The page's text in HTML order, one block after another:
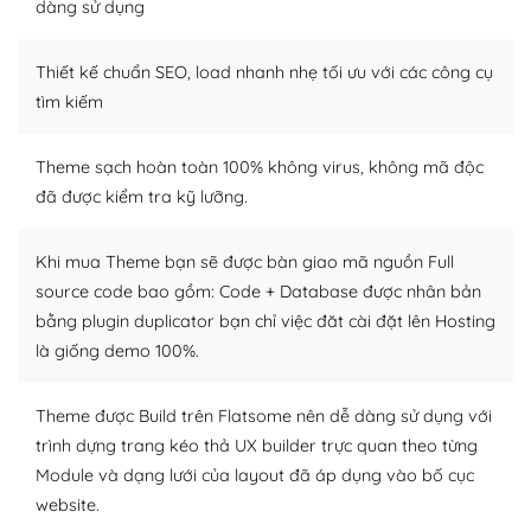
– Sở hữu một cộng đồng lớn, sẵn sàng hỗ trợ
người cuồng tín WordPress.
kiếm những cộng đồng WordPress, họ sẽ giúp bạn trả
lời, giải đáp vấn đề của bạn.
Cộng đồng sử dụng WordPress sẵn sàng hỗ trợ bạn
Plugin mở rộng là thành phần cài đặt thêm vào
WordPress để tăng thêm các tính năng cần thiết. Có
nhiều plugin trả phí hoặc miễn phí.
dàng sử dụng
Thiết kế chuẩn SEO, load nhanh nhẹ tối ưu với các công cụ
tìm kiếm
Theme sạch hoàn toàn 100% không virus, không mã độc
đã được kiểm tra kỹ lưỡng.
Khi mua Theme bạn sẽ được bàn giao mã nguồn Full
source code bao gồm: Code + Database được nhân bản
bằng plugin duplicator bạn chỉ việc đăt cài đặt lên Hosting
là giống demo 100%.
Theme được Build trên Flatsome nên dễ dàng sử dụng với
trình dựng trang kéo thả UX builder trực quan theo từng
Module và dạng lưới của layout đã áp dụng vào bố cục
website.